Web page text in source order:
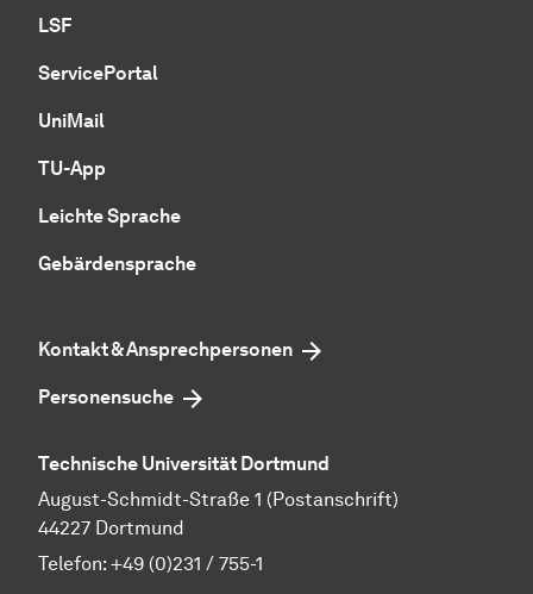
LSF
ServicePortal
UniMail
TU-App
Leichte Sprache
Gebärdensprache
Kontakt & Ansprechpersonen
Personensuche
Technische Universität Dortmund
August-Schmidt-Straße 1 (Postanschrift)
44227 Dortmund
Telefon: +49 (0)231 / 755-1